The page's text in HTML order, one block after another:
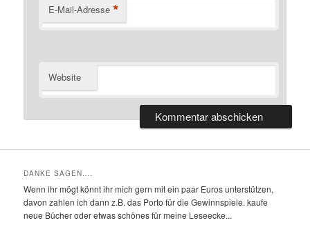
E-Mail-Adresse *
Website
DANKE SAGEN….
Wenn ihr mögt könnt ihr mich gern mit ein paar Euros unterstützen,
davon zahlen ich dann z.B. das Porto für die Gewinnspiele. kaufe
neue Bücher oder etwas schönes für meine Leseecke...